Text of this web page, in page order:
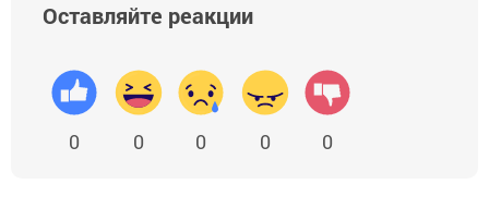
Оставляйте реакции
0 0 0 0 0